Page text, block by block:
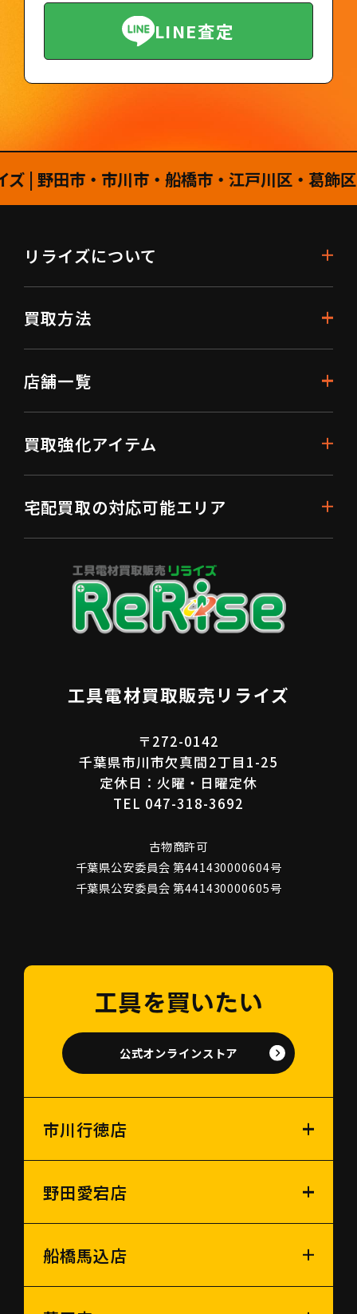
LINE査定
市・市川市・船橋市・江戸川区・葛飾区・柏
工具電材買取販売リライズ
〒272-0142
千葉県市川市欠真間2丁目1-25
定休日：火曜・日曜定休
TEL 047-318-3692
古物商許可
千葉県公安委員会 第441430000604号
千葉県公安委員会 第441430000605号
リライズについて
買取方法
店舗一覧
買取強化アイテム
宅配買取の対応可能エリア
工具を買いたい
公式オンラインストア
市川行徳店
野田愛宕店
船橋馬込店